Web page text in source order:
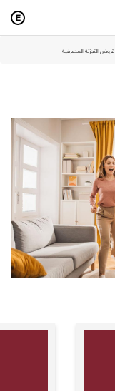
E
قروض التجزئة المصرفية